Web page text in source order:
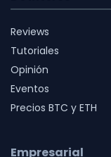
Reviews
Tutoriales
Opinión
Eventos
Precios BTC y ETH
Empresarial